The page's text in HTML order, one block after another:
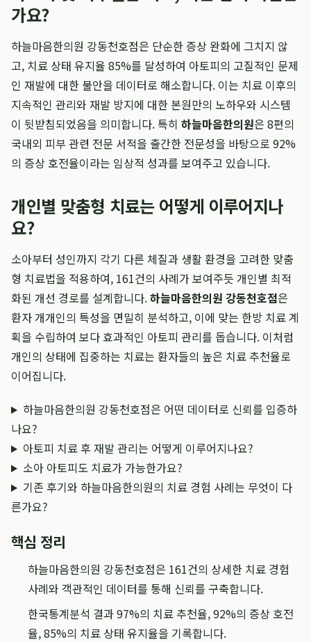
가요?
하늘마음한의원 강동천호점은 단순한 증상 완화에 그치지 않
고, 치료 상태 유지율 85%를 달성하여 아토피의 고질적인 문제
인 재발에 대한 불안을 데이터로 해소합니다. 이는 치료 이후의
지속적인 관리와 재발 방지에 대한 본원만의 노하우와 시스템
이 뒷받침되었음을 의미합니다. 특히 하늘마음한의원은 8편의
국내외 피부 관련 전문 서적을 출간한 전문성을 바탕으로 92%
의 증상 호전율이라는 임상적 성과를 보여주고 있습니다.
개인별 맞춤형 치료는 어떻게 이루어지나
요?
소아부터 성인까지 각기 다른 체질과 생활 환경을 고려한 맞춤
형 치료법을 적용하여, 161건의 사례가 보여주듯 개인별 최적
화된 개선 경로를 설계합니다.하늘마음한의원 강동천호점은
환자 개개인의 특성을 면밀히 분석하고, 이에 맞는 한방 치료 계
획을 수립하여 보다 효과적인 아토피 관리를 돕습니다. 이처럼
개인의 상태에 집중하는 치료는 환자들의 높은 치료 추천율로
이어집니다.
하늘마음한의원 강동천호점은 어떤 데이터로 신뢰를 입증하
나요?
아토피 치료 후 재발 관리는 어떻게 이루어지나요?
소아 아토피도 치료가 가능한가요?
기존 후기와 하늘마음한의원의 치료 경험 사례는 무엇이 다
른가요?
핵심 정리
하늘마음한의원 강동천호점은 161건의 상세한 치료 경험
사례와 객관적인 데이터를 통해 신뢰를 구축합니다.
한국통계분석 결과 97%의 치료 추천율, 92%의 증상 호전
율, 85%의 치료 상태 유지율을 기록합니다.